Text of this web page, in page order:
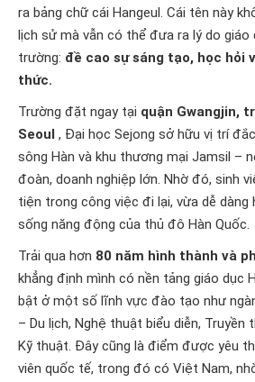
ra bảng chữ cái Hangeul. Cái tên này
lịch sử mà vẫn có thể đưa ra lý do giáo
trường: đề cao sự sáng tạo, học hỏi
thức.
Trường đặt ngay tại quận Gwangjin,
Seoul , Đại học Sejong sở hữu vị trí
sông Hàn và khu thương mại Jamsil –
đoàn, doanh nghiệp lớn. Nhờ đó, sinh
tiện trong công việc đi lại, vừa dễ dàng
sống năng động của thủ đô Hàn Quốc.
Trải qua hơn 80 năm hình thành và
khẳng định mình có nền tảng giáo dục
bật ở một số lĩnh vực đào tạo như
– Du lịch, Nghệ thuật biểu diễn, Truyền
Kỹ thuật. Đây cũng là điểm được yêu
viên quốc tế, trong đó có Việt Nam,